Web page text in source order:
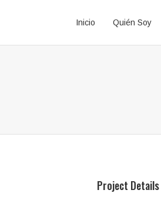
Inicio Quién Soy
Project Details